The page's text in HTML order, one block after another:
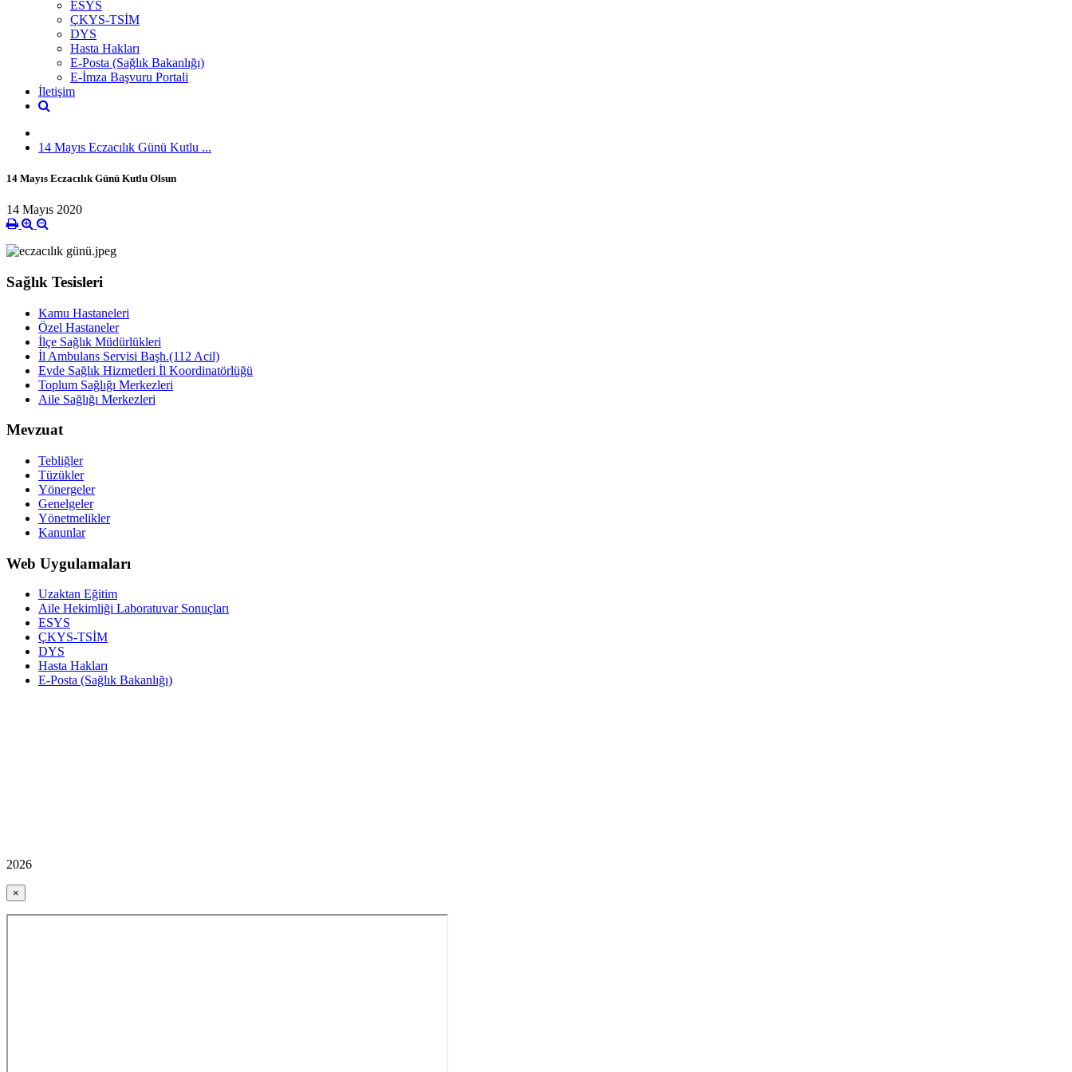
ESYS
ÇKYS-TSİM
DYS
Hasta Hakları
E-Posta (Sağlık Bakanlığı)
E-İmza Başvuru Portali
İletişim
14 Mayıs Eczacılık Günü Kutlu ...
14 Mayıs Eczacılık Günü Kutlu Olsun
14 Mayıs 2020
Sağlık Tesisleri
Kamu Hastaneleri
Özel Hastaneler
İlçe Sağlık Müdürlükleri
İl Ambulans Servisi Başh.(112 Acil)
Evde Sağlık Hizmetleri İl Koordinatörlüğü
Toplum Sağlığı Merkezleri
Aile Sağlığı Merkezleri
Mevzuat
Tebliğler
Tüzükler
Yönergeler
Genelgeler
Yönetmelikler
Kanunlar
Web Uygulamaları
Uzaktan Eğitim
Aile Hekimliği Laboratuvar Sonuçları
ESYS
ÇKYS-TSİM
DYS
Hasta Hakları
E-Posta (Sağlık Bakanlığı)
2026
×